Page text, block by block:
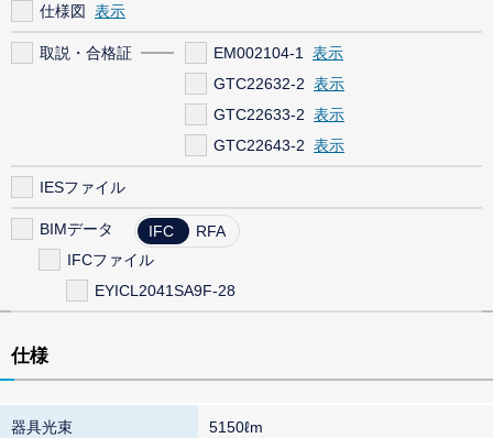
仕様図
取説・合格証
EM002104-1
GTC22632-2
GTC22633-2
GTC22643-2
IESファイル
BIMデータ IFC
RFA
IFCファイル
EYICL2041SA9F-28
仕様
器具光束 5150ℓm